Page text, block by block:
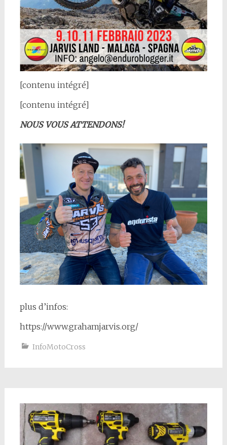
[contenu intégré]
[contenu intégré]
NOUS VOUS ATTENDONS!
plus d’infos:
https://www.grahamjarvis.org/
InfoMotoCross